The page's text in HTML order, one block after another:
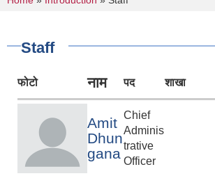
Staff
फोटो नाम पद शाखा
Amit
Dhun
gana
Chief
Adminis
trative
Officer